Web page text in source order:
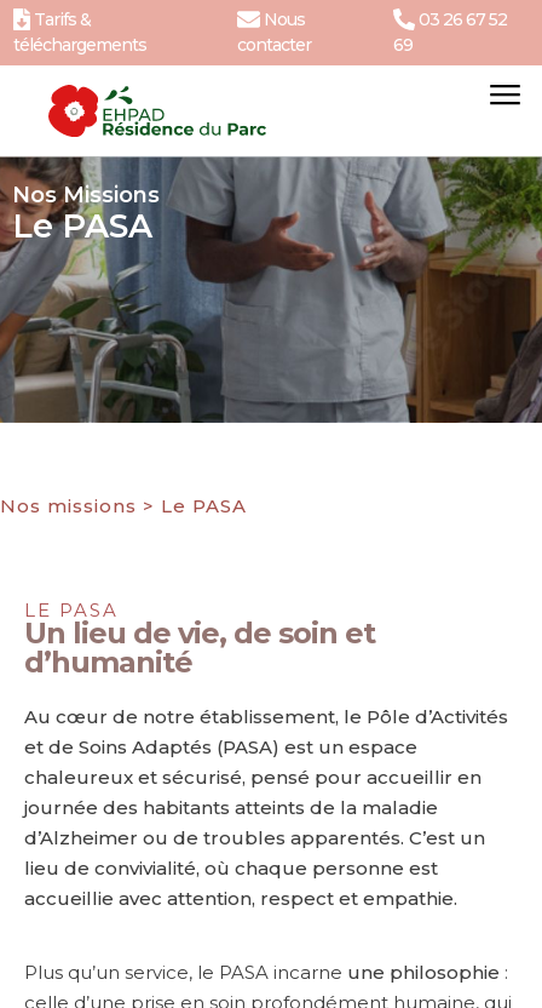
Tarifs &
téléchargements
Nous
contacter
03 26 67 52
69
Nos Missions
Le PASA
Nos missions > Le PASA
LE PASA
Un lieu de vie, de soin et
d’humanité
Au cœur de notre établissement, le Pôle d’Activités
et de Soins Adaptés (PASA) est un espace
chaleureux et sécurisé, pensé pour accueillir en
journée des habitants atteints de la maladie
d’Alzheimer ou de troubles apparentés. C’est un
lieu de convivialité, où chaque personne est
accueillie avec attention, respect et empathie.
Plus qu’un service, le PASA incarne une philosophie :
celle d’une prise en soin profondément humaine, qui